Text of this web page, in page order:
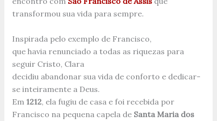
transformou sua vida para sempre.
Inspirada pelo exemplo de Francisco,
que havia renunciado a todas as riquezas para
seguir Cristo, Clara
decidiu abandonar sua vida de conforto e dedicar-
se inteiramente a Deus.
Em 1212, ela fugiu de casa e foi recebida por
Francisco na pequena capela de Santa Maria dos